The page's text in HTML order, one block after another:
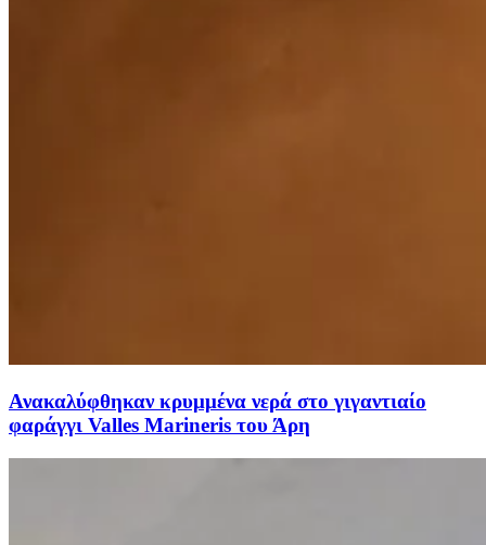
Ανακαλύφθηκαν κρυμμένα νερά στο γιγαντιαίο
φαράγγι Valles Marineris του Άρη